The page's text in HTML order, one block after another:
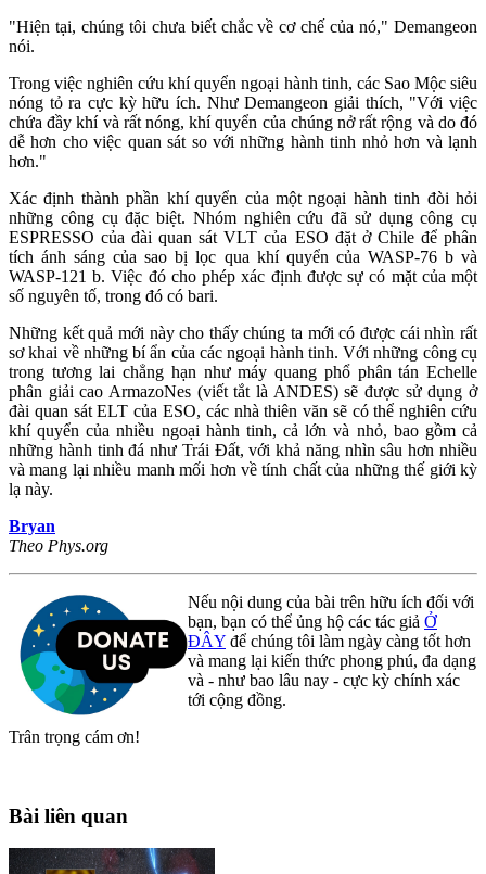
"Hiện tại, chúng tôi chưa biết chắc về cơ chế của nó," Demangeon
nói.
Trong việc nghiên cứu khí quyển ngoại hành tinh, các Sao Mộc siêu
nóng tỏ ra cực kỳ hữu ích. Như Demangeon giải thích, "Với việc
chứa đầy khí và rất nóng, khí quyển của chúng nở rất rộng và do đó
dễ hơn cho việc quan sát so với những hành tinh nhỏ hơn và lạnh
hơn."
Xác định thành phần khí quyển của một ngoại hành tinh đòi hỏi
những công cụ đặc biệt. Nhóm nghiên cứu đã sử dụng công cụ
ESPRESSO của đài quan sát VLT của ESO đặt ở Chile để phân
tích ánh sáng của sao bị lọc qua khí quyển của WASP-76 b và
WASP-121 b. Việc đó cho phép xác định được sự có mặt của một
số nguyên tố, trong đó có bari.
Những kết quả mới này cho thấy chúng ta mới có được cái nhìn rất
sơ khai về những bí ẩn của các ngoại hành tinh. Với những công cụ
trong tương lai chẳng hạn như máy quang phổ phân tán Echelle
phân giải cao ArmazoNes (viết tắt là ANDES) sẽ được sử dụng ở
đài quan sát ELT của ESO, các nhà thiên văn sẽ có thể nghiên cứu
khí quyển của nhiều ngoại hành tinh, cả lớn và nhỏ, bao gồm cả
những hành tinh đá như Trái Đất, với khả năng nhìn sâu hơn nhiều
và mang lại nhiều manh mối hơn về tính chất của những thế giới kỳ
lạ này.
Bryan
Theo Phys.org
Nếu nội dung của bài trên hữu ích đối với
bạn, bạn có thể ủng hộ các tác giả Ở
ĐÂY để chúng tôi làm ngày càng tốt hơn
và mang lại kiến thức phong phú, đa dạng
và - như bao lâu nay - cực kỳ chính xác
tới cộng đồng.
Trân trọng cám ơn!
Bài liên quan